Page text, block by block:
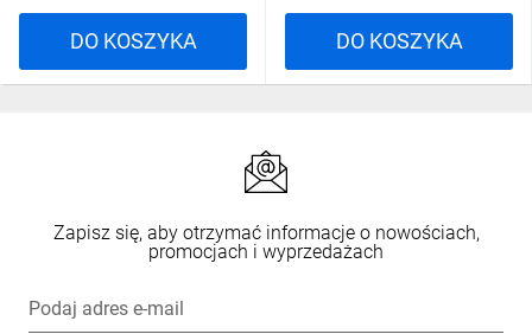
DO KOSZYKA DO KOSZYKA
Zapisz się, aby otrzymać informacje o nowościach,
promocjach i wyprzedażach
Podaj adres e-mail